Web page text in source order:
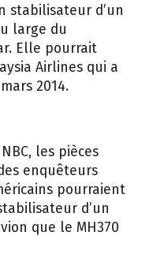
stabilisateur d’un
large du
Elle pourrait
Airlines qui a
2014.
les pièces
enquêteurs
pourraient
d’un
que le MH370